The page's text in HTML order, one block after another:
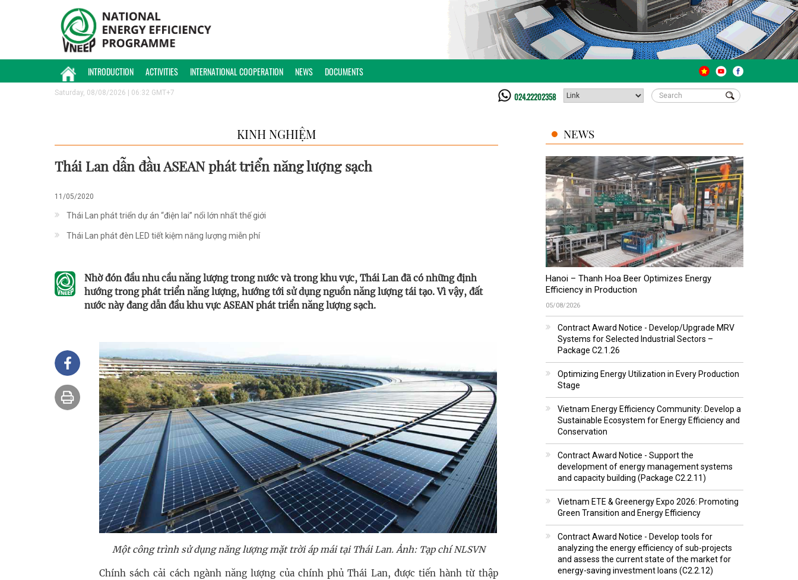
INTRODUCTION ACTIVITIES INTERNATIONAL COOPERATION NEWS DOCUMENTS
Saturday, 08/08/2026 | 06:32 GMT+7 024.22202358
KINH NGHIỆM
Thái Lan dẫn đầu ASEAN phát triển năng lượng sạch
11/05/2020
Thái Lan phát triển dự án “điện lai” nổi lớn nhất thế giới
Thái Lan phát đèn LED tiết kiệm năng lượng miễn phí
Nhờ đón đầu nhu cầu năng lượng trong nước và trong khu vực, Thái Lan đã có những định
hướng trong phát triển năng lượng, hướng tới sử dụng nguồn năng lượng tái tạo. Vì vậy, đất
nước này đang dẫn đầu khu vực ASEAN phát triển năng lượng sạch.
Một công trình sử dụng năng lượng mặt trời áp mái tại Thái Lan. Ảnh: Tạp chí NLSVN
Chính sách cải cách ngành năng lượng của chính phủ Thái Lan, được tiến hành từ thập
NEWS
Hanoi – Thanh Hoa Beer Optimizes Energy
Efficiency in Production
05/08/2026
Contract Award Notice - Develop/Upgrade MRV
Systems for Selected Industrial Sectors –
Package C2.1.26
Optimizing Energy Utilization in Every Production
Stage
Vietnam Energy Efficiency Community: Develop a
Sustainable Ecosystem for Energy Efficiency and
Conservation
Contract Award Notice - Support the
development of energy management systems
and capacity building (Package C2.2.11)
Vietnam ETE & Greenergy Expo 2026: Promoting
Green Transition and Energy Efficiency
Contract Award Notice - Develop tools for
analyzing the energy efficiency of sub-projects
and assess the current state of the market for
energy-saving investment loans (C2.2.12)